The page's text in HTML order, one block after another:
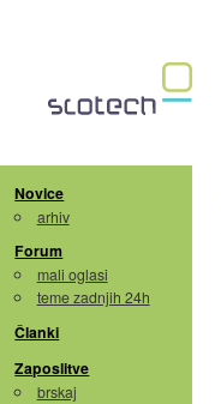
Novice
arhiv
Forum
mali oglasi
teme zadnjih 24h
Članki
Zaposlitve
brskaj